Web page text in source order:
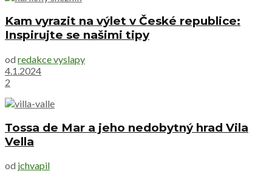
Kam vyrazit na výlet v České republice:
Inspirujte se našimi tipy
od redakce vyslapy
4.1.2024
2
Tossa de Mar a jeho nedobytný hrad Vila
Vella
od jchvapil